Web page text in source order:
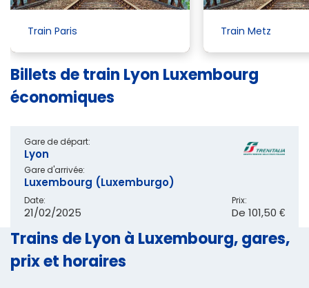
Train Paris Train Metz
Billets de train Lyon Luxembourg
économiques
Gare de départ:
Lyon
Gare d'arrivée:
Luxembourg (Luxemburgo)
Date:
21/02/2025
Prix:
De 101,50 €
Trains de Lyon à Luxembourg, gares,
prix et horaires